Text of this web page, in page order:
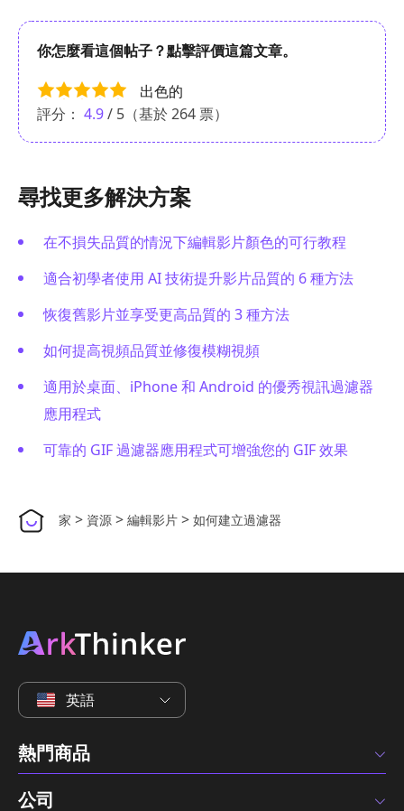
你怎麼看這個帖子？點擊評價這篇文章。
出色的
評分： 4.9/ 5（基於264 票）
尋找更多解決方案
在不損失品質的情況下編輯影片顏色的可行教程
適合初學者使用 AI 技術提升影片品質的 6 種方法
恢復舊影片並享受更高品質的 3 種方法
如何提高視頻品質並修復模糊視頻
適用於桌面、iPhone 和 Android 的優秀視訊過濾器
應用程式
可靠的 GIF 過濾器應用程式可增強您的 GIF 效果
家 > 資源 > 編輯影片 > 如何建立過濾器
英語
熱門商品
公司